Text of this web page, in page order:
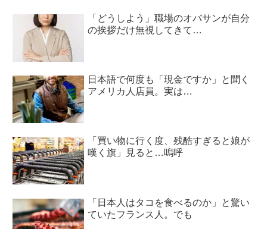
「どうしよう」職場のオバサンが自分
の挨拶だけ無視してきて…
日本語で何度も「現金ですか」と聞く
アメリカ人店員。実は…
「買い物に行く度、残酷すぎると娘が
嘆く旗」見ると…嗚呼
「日本人はタコを食べるのか」と驚い
ていたフランス人。でも